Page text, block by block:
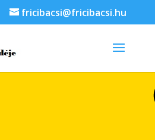
fricibacsi@fricibacsi.hu